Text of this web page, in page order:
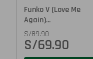
Funko V (Love Me
Again)...
S/89.90
S/69.90